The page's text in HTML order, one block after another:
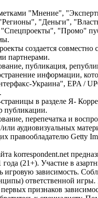
"Мнение",
"Деньги",
"Спецпроекты", "Промо"
создается совместно с
партнерами.
публикация,
информации,
Украина", EPA /
в разделе Я-
публикации.
перепечатка и
аудиовизуальных
правообладателю Getty
korrespondent.net
(21+). Участие в
игровую зависимость.
ответственной
признаков